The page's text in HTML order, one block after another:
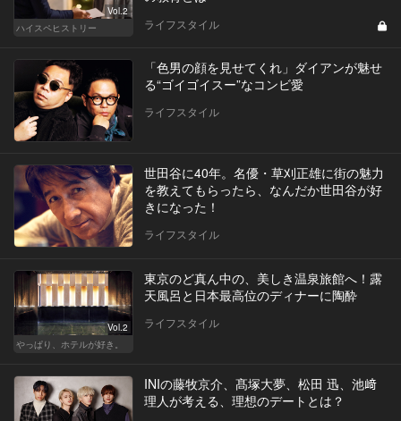
Vol.2
ハイスペヒストリー
ライフスタイル
「色男の顔を見せてくれ」ダイアンが魅せ
る“ゴイゴイスー”なコンビ愛
ライフスタイル
世田谷に40年。名優・草刈正雄に街の魅力
を教えてもらったら、なんだか世田谷が好
きになった！
ライフスタイル
Vol.2
やっぱり、ホテルが好き。
東京のど真ん中の、美しき温泉旅館へ！露
天風呂と日本最高位のディナーに陶酔
ライフスタイル
INIの藤牧京介、髙塚大夢、松田 迅、池﨑
理人が考える、理想のデートとは？